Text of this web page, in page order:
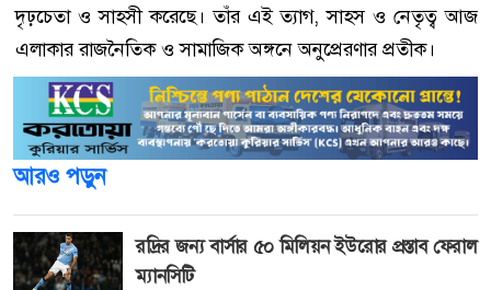
দৃঢ়চেতা ও সাহসী করেছে। তাঁর এই ত্যাগ, সাহস ও নেতৃত্ব আজ
এলাকার রাজনৈতিক ও সামাজিক অঙ্গনে অনুপ্রেরণার প্রতীক।
আরও পড়ুন
রদ্রির জন্য বার্সার ৫০ মিলিয়ন ইউরোর প্রস্তাব ফেরাল
ম্যানসিটি